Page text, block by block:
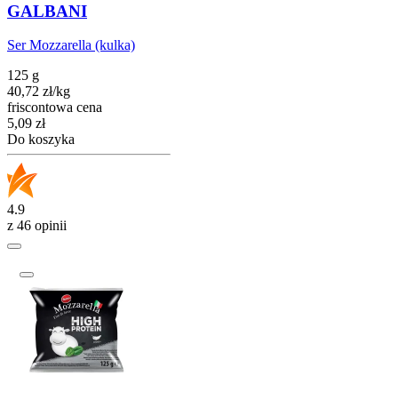
GALBANI
Ser Mozzarella (kulka)
125 g
40,72 zł/kg
friscontowa cena
Cena
5,09 zł
Do koszyka
4.9
z 46 opinii